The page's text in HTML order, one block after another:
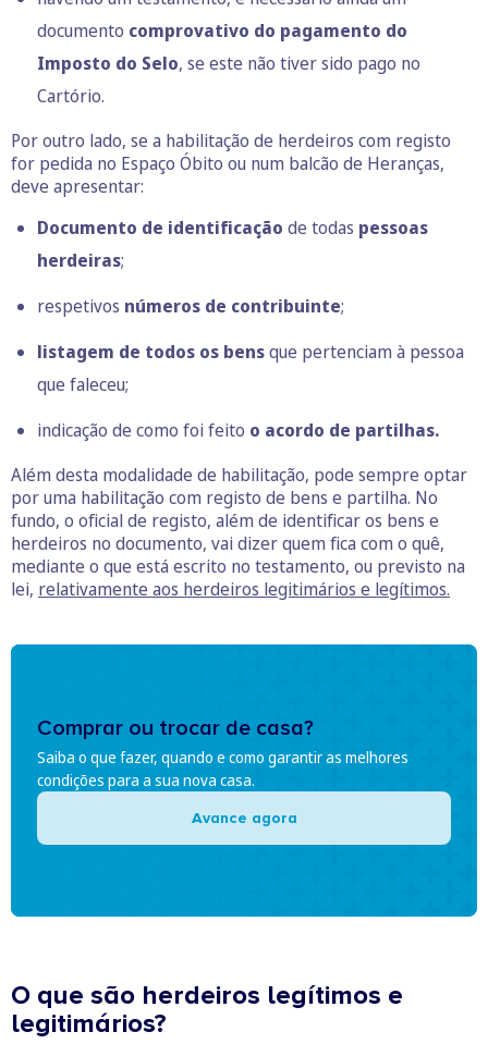
documento comprovativo do pagamento do
Imposto do Selo, se este não tiver sido pago no
Cartório.
Por outro lado, se a habilitação de herdeiros com registo
for pedida no Espaço Óbito ou num balcão de Heranças,
deve apresentar:
Documento de identificação de todas pessoas
herdeiras;
respetivos números de contribuinte;
listagem de todos os bensque pertenciam à pessoa
que faleceu;
indicação de como foi feito o acordo de partilhas.
Além desta modalidade de habilitação, pode sempre optar
por uma habilitação com registo de bens e partilha. No
fundo, o oficial de registo, além de identificar os bens e
herdeiros no documento, vai dizer quem fica com o quê,
mediante o que está escrito no testamento, ou previsto na
lei, relativamente aos herdeiros legitimários e legítimos.
Comprar ou trocar de casa?
Saiba o que fazer, quando e como garantir as melhores
condições para a sua nova casa.
Avance agora
O que são herdeiros legítimos e
legitimários?